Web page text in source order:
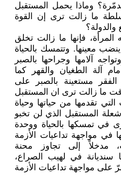
وماذا يحمل المستقبل
ما زالت ترى إن القوة
فإنها ما زالت تخلق
ينضب معينها. وتتمسك بالحياة
آلامها وجراحها بالصبر
آلة الطغيان والقهر كما
مستعينة بالصبر على
ما زالت ترى ان المستقبل
تقدمها من حياتها وحياة
المستقبل الذي لن تخبو
في تمسكها بالحياة ووحدة
في مواجهة تداعيات الأزمة
مدخلاً إلى تجاوز محنة
سنديانة في لهيب الصراع،
على مواجهة تداعيات الأزمة